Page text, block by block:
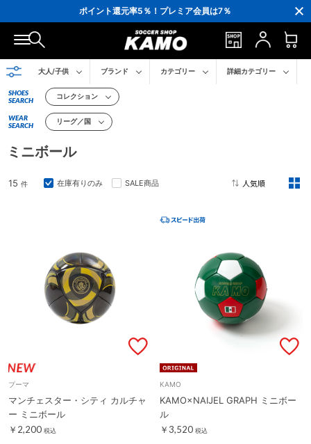
ポイント還元率5％！プレミア会員は7％
会員の方にはお誕生月に「10％OFFクーポン」プレゼント！
16,000円(税込)以上でシューズケースプレゼント！
3,300円(税込)以上で送料無料！
大人/子供 ブランド カテゴリー 詳細カテゴリー
SHOES
SEARCH
コレクション
WEAR
SEARCH
リーグ／国
ミニボール
15 件 在庫有りのみ SALE商品
プーマ
マンチェスター・シティ カルチャ
ー ミニボール
￥2,200 税込
KAMO
KAMO×NAIJEL GRAPH ミニボー
ル
￥3,520 税込